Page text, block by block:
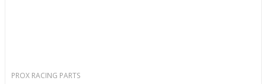
PROX RACING PARTS